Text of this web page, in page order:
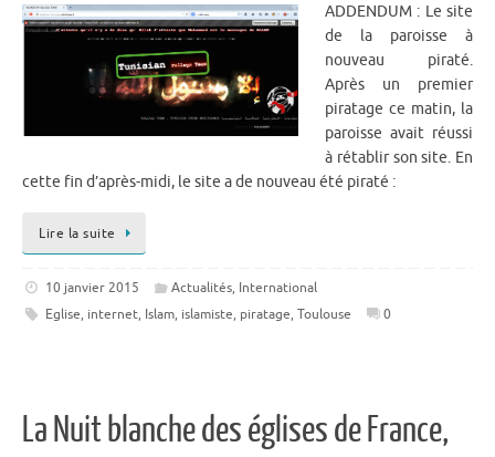
ADDENDUM : Le site
de la paroisse à
nouveau piraté.
Après un premier
piratage ce matin, la
paroisse avait réussi
à rétablir son site. En
cette fin d’après-midi, le site a de nouveau été piraté :
Lire la suite
10 janvier 2015 Actualités, International
Eglise, internet, Islam, islamiste, piratage, Toulouse 0
La Nuit blanche des églises de France,